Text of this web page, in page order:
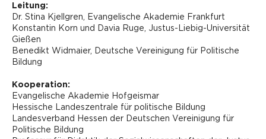
Leitung:
Dr. Stina Kjellgren, Evangelische Akademie Frankfurt
Konstantin Korn und Davia Ruge, Justus-Liebig-Universität
Gießen
Benedikt Widmaier, Deutsche Vereinigung für Politische
Bildung
Kooperation:
Evangelische Akademie Hofgeismar
Hessische Landeszentrale für politische Bildung
Landesverband Hessen der Deutschen Vereinigung für
Politische Bildung